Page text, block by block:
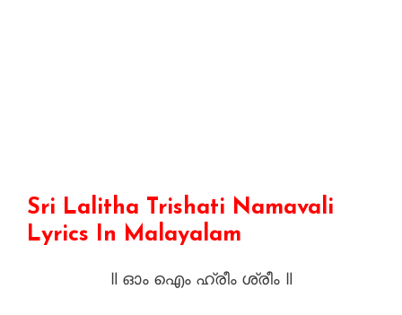
Sri Lalitha Trishati Namavali
Lyrics In Malayalam
॥ ഓം ഐം ഹ്രീം ശ്രീം ॥